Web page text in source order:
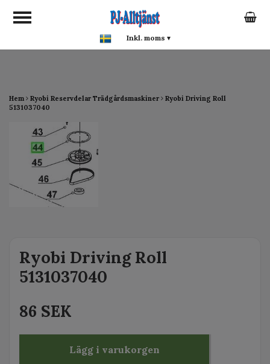
google-site-verification:
google0142a1f5f0015a93.html
Hem Ryobi Reservdelar Trädgårdsmaskiner
Ryobi Driving Roll
5131037040
Ryobi Driving Roll
5131037040
86 SEK
Lägg i varukorgen
Inkl. moms ▾